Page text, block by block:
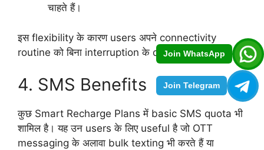
Join WhatsApp
Join Telegram
चाहते हैं।
इस flexibility के कारण users अपने connectivity
routine को बिना interruption के design कर सकते हैं।
4. SMS Benefits
कुछ Smart Recharge Plans में basic SMS quota भी
शामिल है। यह उन users के लिए useful है जो OTT
messaging के अलावा bulk texting भी करते हैं या